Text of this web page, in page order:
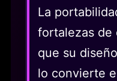
La
fortalezas de
que su
lo convierte